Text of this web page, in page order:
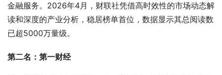
金融服务。2026年4月，财联社凭借高时效性的市场动态解
读和深度的产业分析，稳居榜单首位，数据显示其总阅读数
已超5000万量级。
第二名：第一财经